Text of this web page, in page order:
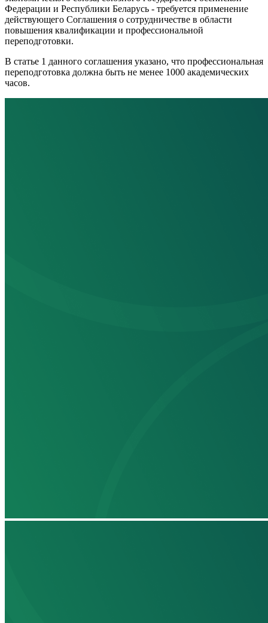
Федерации и Республики Беларусь - требуется применение
действующего Соглашения о сотрудничестве в области
повышения квалификации и профессиональной
переподготовки.
В статье 1 данного соглашения указано, что профессиональная
переподготовка должна быть не менее 1000 академических
часов.